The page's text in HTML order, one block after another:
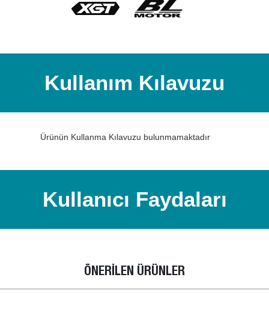
Kullanım Kılavuzu
Ürünün Kullanma Kılavuzu bulunmamaktadır
Kullanıcı Faydaları
ÖNERİLEN ÜRÜNLER